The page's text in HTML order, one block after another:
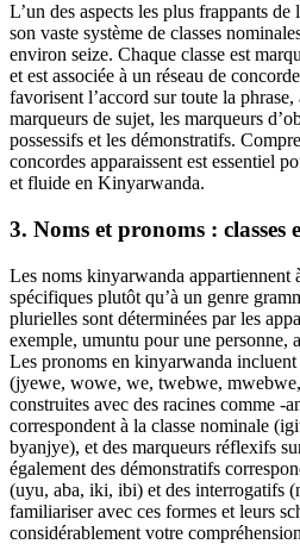
L’un des aspects les plus frappants
son vaste système de classes
environ seize. Chaque classe est
et est associée à un réseau de
favorisent l’accord sur toute la
marqueurs de sujet, les marqueurs
possessifs et les démonstratifs.
concordes apparaissent est essentiel
et fluide en Kinyarwanda.
3. Noms et pronoms : classes
Les noms kinyarwanda appartiennent
spécifiques plutôt qu’à un genre
plurielles sont déterminées par les
exemple, umuntu pour une personne,
Les pronoms en kinyarwanda incluent
(jyewe, wowe, we, twebwe, mwebwe,
construites avec des racines comme -
correspondent à la classe nominale
byanjye), et des marqueurs réflexifs
également des démonstratifs
(uyu, aba, iki, ibi) et des interrogatifs
familiariser avec ces formes et leurs
considérablement votre